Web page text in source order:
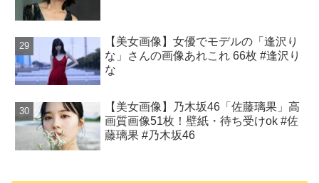
【美女画像】女優でモデルの「逢沢り
な」さんの画像あれこれ 66枚 #逢沢り
な
【美女画像】乃木坂46「佐藤璃果」高
画質画像51枚！壁紙・待ち受けok #佐
藤璃果 #乃木坂46